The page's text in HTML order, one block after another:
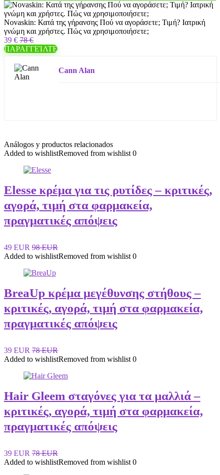
Novaskin: Κατά της γήρανσης Πού να αγοράσετε; Τιμή? Ιατρική
γνώμη και χρήστες. Πώς να χρησιμοποιήσετε;
39 € 78 €
ΠΑΡΑΓΓΕΊΛΤΕ
Cann Alan
Análogos y productos relacionados
Added to wishlistRemoved from wishlist 0
Elesse κρέμα για τις ρυτίδες – κριτικές,
αγορά, τιμή στα φαρμακεία,
πραγματικές απόψεις
49 EUR 98 EUR
Added to wishlistRemoved from wishlist 0
BreaUp κρέμα μεγέθυνσης στήθους –
κριτικές, αγορά, τιμή στα φαρμακεία,
πραγματικές απόψεις
39 EUR 78 EUR
Added to wishlistRemoved from wishlist 0
Hair Gleem σταγόνες για τα μαλλιά –
κριτικές, αγορά, τιμή στα φαρμακεία,
πραγματικές απόψεις
39 EUR 78 EUR
Added to wishlistRemoved from wishlist 0